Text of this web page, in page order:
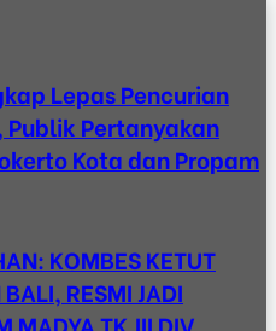
Lepas Pencurian
Publik Pertanyakan
Kota dan Propam
KOMBES KETUT
RESMI JADI
MADYA TK.III DIV